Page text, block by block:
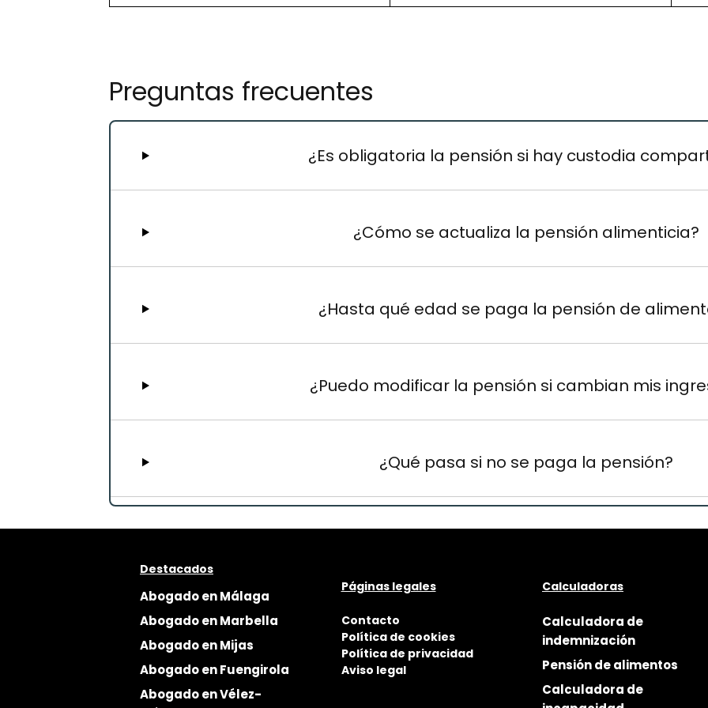
Preguntas frecuentes
¿Es obligatoria la pensión si hay custodia
¿Cómo se actualiza la pensión alimenticia?
¿Hasta qué edad se paga la pensión de
¿Puedo modificar la pensión si cambian mis
¿Qué pasa si no se paga la pensión?
Destacados
Abogado en Málaga
Abogado en Marbella
Abogado en Mijas
Abogado en Fuengirola
Abogado en Vélez-
Páginas legales
Contacto
Política de cookies
Política de privacidad
Aviso legal
Calculadoras
Calculadora de
indemnización
Pensión de alimentos
Calculadora de